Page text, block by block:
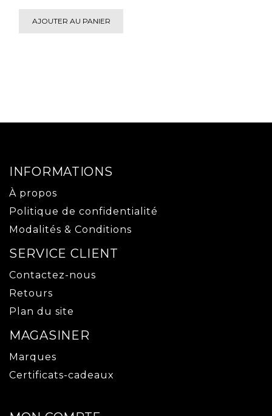
AJOUTER AU PANIER
INFORMATIONS
À propos
Politique de confidentialité
Modalités & Conditions
SERVICE CLIENT
Contactez-nous
Retours
Plan du site
MAGASINER
Marques
Certificats-cadeaux